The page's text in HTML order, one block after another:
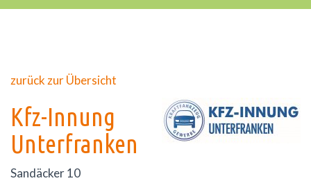
zurück zur Übersicht
Kfz-Innung
Unterfranken
Sandäcker 10